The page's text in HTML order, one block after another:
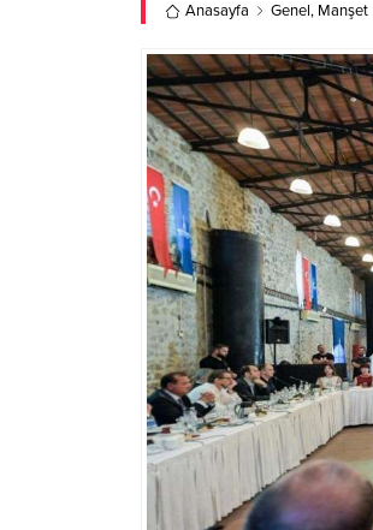
Anasayfa Genel, Manşet